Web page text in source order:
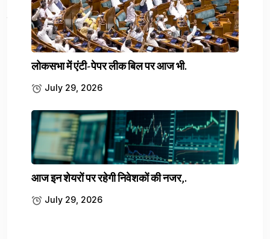
Lucknow Protest: LPG सिलेंडर को लेकर सपा का...
लोकसभा में एंटी-पेपर लीक बिल पर आज भी.
July 29, 2026
आज इन शेयरों पर रहेगी निवेशकों की नजर,.
July 29, 2026